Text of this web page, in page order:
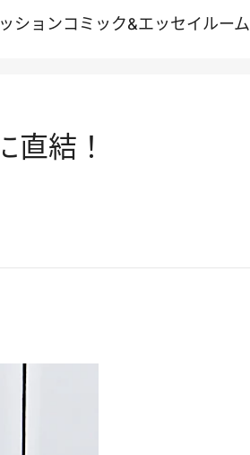
ションコミック&エッセイルーム
結！